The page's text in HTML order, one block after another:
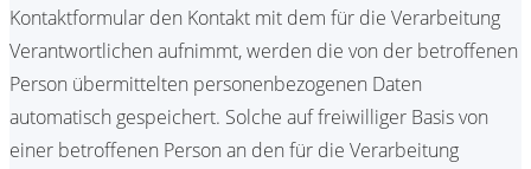
Kontaktformular den Kontakt mit dem für die Verarbeitung
Verantwortlichen aufnimmt, werden die von der betroffenen
Person übermittelten personenbezogenen Daten
automatisch gespeichert. Solche auf freiwilliger Basis von
einer betroffenen Person an den für die Verarbeitung